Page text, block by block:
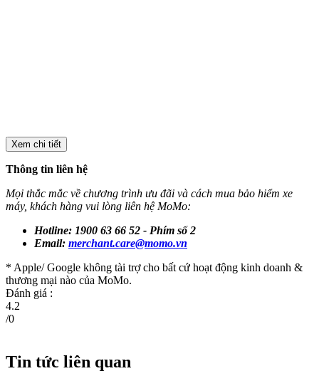
Xem chi tiết
Thông tin liên hệ
Mọi thắc mắc về chương trình ưu đãi và cách mua bảo hiểm xe
máy, khách hàng vui lòng liên hệ MoMo:
Hotline: 1900 63 66 52 - Phím số 2
Email: merchant.care@momo.vn
* Apple/ Google không tài trợ cho bất cứ hoạt động kinh doanh &
thương mại nào của MoMo.
Đánh giá :
4.2
/0
Tin tức liên quan